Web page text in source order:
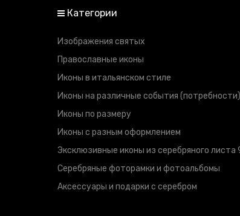
Категории
Изображения святых
Православные иконы
Иконы в итальянском стиле
Иконы на различные события (потребности)
Иконы по размеру
Иконы с разным оформлением
Эксклюзивные иконы из серебряного листа
Серебряные фоторамки и фотоальбомы
Аксессуары и подарки с серебром